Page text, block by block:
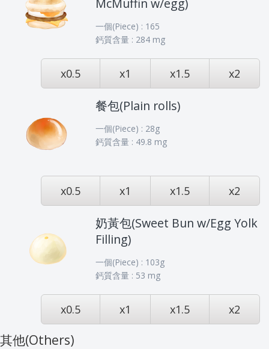
一個(Piece) : 165
鈣質含量 : 284 mg
x0.5 x1 x1.5 x2
餐包(Plain rolls)
一個(Piece) : 28g
鈣質含量 : 49.8 mg
x0.5 x1 x1.5 x2
奶黃包(Sweet Bun w/Egg Yolk
Filling)
一個(Piece) : 103g
鈣質含量 : 53 mg
x0.5 x1 x1.5 x2
其他(Others)